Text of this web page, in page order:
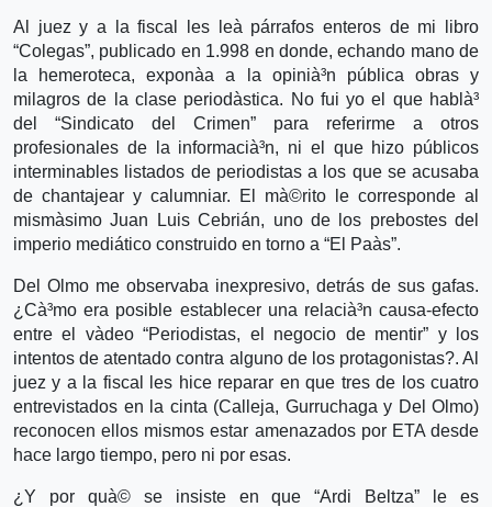
Al juez y a la fiscal les leà­ párrafos enteros de mi libro
“Colegas”, publicado en 1.998 en donde, echando mano de
la hemeroteca, exponà­a a la opinià³n pública obras y
milagros de la clase periodà­stica. No fui yo el que hablà³
del “Sindicato del Crimen” para referirme a otros
profesionales de la informacià³n, ni el que hizo públicos
interminables listados de periodistas a los que se acusaba
de chantajear y calumniar. El mà©rito le corresponde al
mismà­simo Juan Luis Cebrián, uno de los prebostes del
imperio mediático construido en torno a “El Paà­s”.
Del Olmo me observaba inexpresivo, detrás de sus gafas.
¿Cà³mo era posible establecer una relacià³n causa-efecto
entre el và­deo “Periodistas, el negocio de mentir” y los
intentos de atentado contra alguno de los protagonistas?. Al
juez y a la fiscal les hice reparar en que tres de los cuatro
entrevistados en la cinta (Calleja, Gurruchaga y Del Olmo)
reconocen ellos mismos estar amenazados por ETA desde
hace largo tiempo, pero ni por esas.
¿Y por quà© se insiste en que “Ardi Beltza” le es